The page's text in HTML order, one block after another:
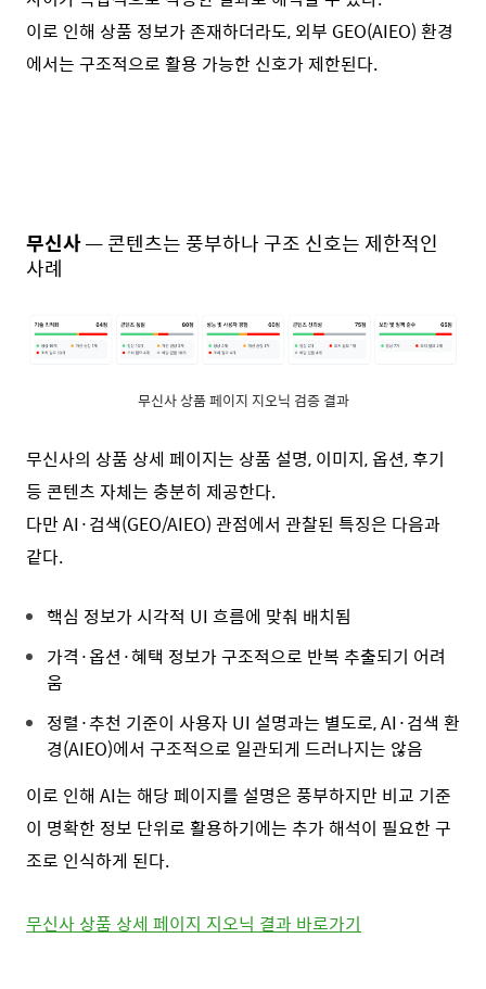
이로 인해 상품 정보가 존재하더라도, 외부 GEO(AIEO) 환경
에서는 구조적으로 활용 가능한 신호가 제한된다.
무신사—콘텐츠는 풍부하나 구조 신호는 제한적인
사례
무신사 상품 페이지 지오닉 검증 결과
무신사의 상품 상세 페이지는 상품 설명, 이미지, 옵션, 후기
등 콘텐츠 자체는 충분히 제공한다.
다만 AI·검색(GEO/AIEO) 관점에서 관찰된 특징은 다음과
같다.
핵심 정보가 시각적 UI 흐름에 맞춰 배치됨
가격·옵션·혜택 정보가 구조적으로 반복 추출되기 어려
움
정렬·추천 기준이 사용자 UI 설명과는 별도로, AI·검색 환
경(AIEO)에서 구조적으로 일관되게 드러나지는 않음
이로 인해 AI는 해당 페이지를 설명은 풍부하지만 비교 기준
이 명확한 정보 단위로 활용하기에는 추가 해석이 필요한 구
조로 인식하게 된다.
무신사 상품 상세 페이지 지오닉 결과 바로가기